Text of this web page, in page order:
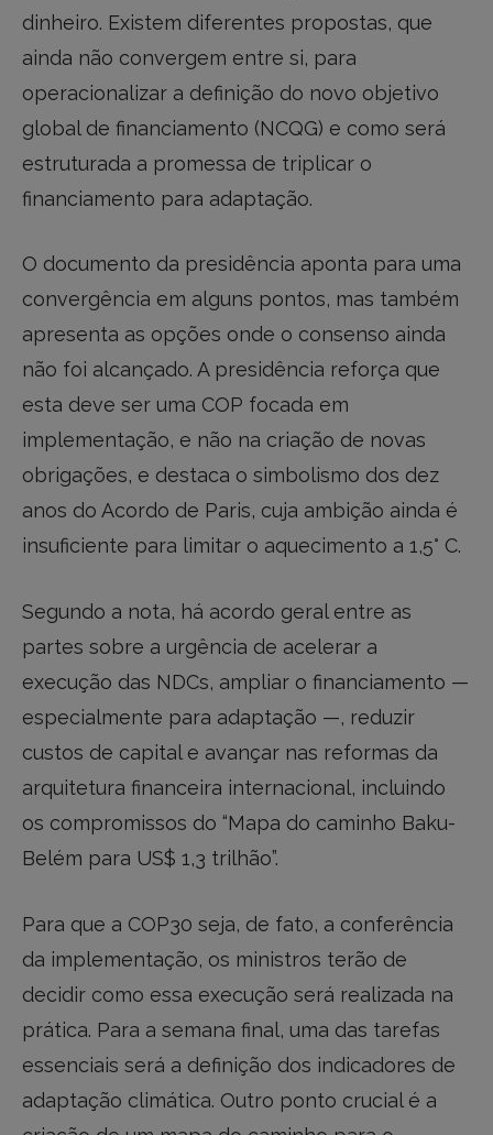
dinheiro. Existem diferentes propostas, que
ainda não convergem entre si, para
operacionalizar a definição do novo objetivo
global de financiamento (NCQG) e como será
estruturada a promessa de triplicar o
financiamento para adaptação.
O documento da presidência aponta para uma
convergência em alguns pontos, mas também
apresenta as opções onde o consenso ainda
não foi alcançado. A presidência reforça que
esta deve ser uma COP focada em
implementação, e não na criação de novas
obrigações, e destaca o simbolismo dos dez
anos do Acordo de Paris, cuja ambição ainda é
insuficiente para limitar o aquecimento a 1,5° C.
Segundo a nota, há acordo geral entre as
partes sobre a urgência de acelerar a
execução das NDCs, ampliar o financiamento —
especialmente para adaptação —, reduzir
custos de capital e avançar nas reformas da
arquitetura financeira internacional, incluindo
os compromissos do “Mapa do caminho Baku-
Belém para US$ 1,3 trilhão”.
Para que a COP30 seja, de fato, a conferência
da implementação, os ministros terão de
decidir como essa execução será realizada na
prática. Para a semana final, uma das tarefas
essenciais será a definição dos indicadores de
adaptação climática. Outro ponto crucial é a